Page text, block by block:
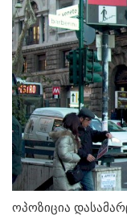
ოპოზიცია